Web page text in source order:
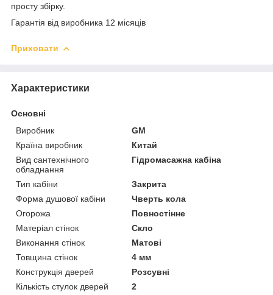
просту збірку.
Гарантія від виробника 12 місяців
Приховати
Характеристики
Основні
Виробник
GM
Країна виробник
Китай
Вид сантехнічного
обладнання
Гідромасажна кабіна
Тип кабіни
Закрита
Форма душової кабіни
Чверть кола
Огорожа
Повностінне
Матеріал стінок
Скло
Виконання стінок
Матові
Товщина стінок
4 мм
Конструкція дверей
Розсувні
Кількість стулок дверей
2